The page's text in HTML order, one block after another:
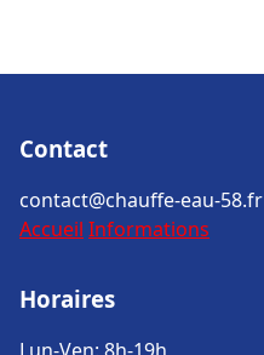
Contact
contact@chauffe-eau-58.fr
Accueil Informations
Horaires